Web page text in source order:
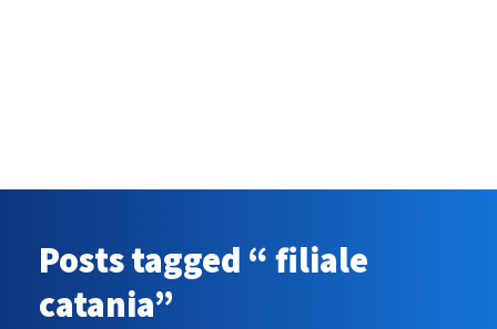
Posts tagged “ filiale
catania”